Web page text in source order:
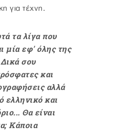
για τέχνη.
τα λίγα που
μία εφ' όλης της
σου
και
αλλά
ελληνικό και
Θα είναι
Κάποια